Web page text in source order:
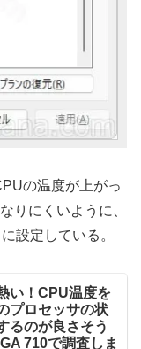
の温度が上がっ
りにくいように、
設定している。
い！CPU温度を
プロセッサの状
るのが良さそう
710で調査しま